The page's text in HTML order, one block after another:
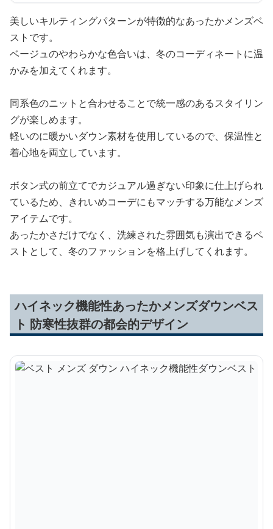
美しいキルティングパターンが特徴的なあったかメンズベ
ストです。
ベージュのやわらかな色合いは、冬のコーディネートに温
かみを加えてくれます。
同系色のニットと合わせることで統一感のあるスタイリン
グが楽しめます。
軽いのに暖かいダウン素材を使用しているので、保温性と
着心地を両立しています。
ボタン式の前立てでカジュアル過ぎない印象に仕上げられ
ているため、きれいめコーデにもマッチする万能なメンズ
アイテムです。
あったかさだけでなく、洗練された雰囲気も演出できるベ
ストとして、冬のファッションを格上げしてくれます。
ハイネック機能性あったかメンズダウンベス
ト 防寒性抜群の都会的デザイン